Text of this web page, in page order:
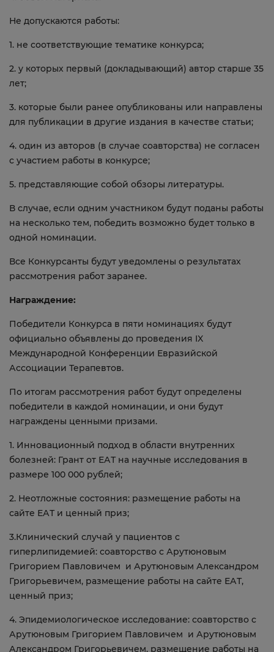
Не допускаются работы:
1. не соответствующие тематике конкурса;
2. у которых первый (докладывающий) автор старше 35
лет;
3. которые были ранее опубликованы или направлены
для публикации в другие издания в качестве статьи;
4. один из авторов (в случае соавторства) не согласен
с участием работы в конкурсе;
5. представляющие собой обзоры литературы.
В случае, если одним участником будут поданы работы
на несколько тем, победить возможно будет только в
одной номинации.
Все Конкурсанты будут уведомлены о результатах
рассмотрения работ заранее.
Награждение:
Победители Конкурса в пяти номинациях будут
официально объявлены до проведения IX
Международной Конференции Евразийской
Ассоциации Терапевтов.
По итогам рассмотрения работ будут определены
победители в каждой номинации, и они будут
награждены ценными призами.
1. Инновационный подход в области внутренних
болезней: Грант от ЕАТ на научные исследования в
размере 100 000 рублей;
2. Неотложные состояния: размещение работы на
сайте ЕАТ и ценный приз;
3.Клинический случай у пациентов с
гиперлипидемией: соавторство с Арутюновым
Григорием Павловичем и Арутюновым Александром
Григорьевичем, размещение работы на сайте ЕАТ,
ценный приз;
4. Эпидемиологическое исследование: соавторство с
Арутюновым Григорием Павловичем и Арутюновым
Александром Григорьевичем, размещение работы на